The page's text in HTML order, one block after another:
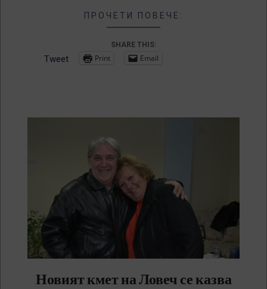
ПРОЧЕТИ ПОВЕЧЕ:
SHARE THIS:
Tweet Print Email
Новият кмет на Ловеч се казва